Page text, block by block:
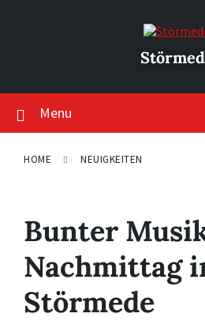
Menu
HOME NEUIGKEITEN
Bunter
Nachmittag
Störmede